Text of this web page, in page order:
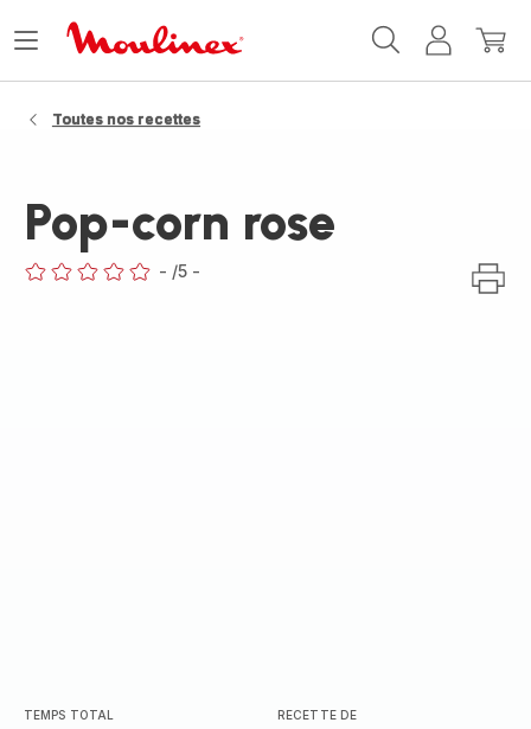
MonMon
Ouvrir
Toutes nos recettes
Pop-corn rose
- /5 -
TEMPS TOTAL RECETTE DE